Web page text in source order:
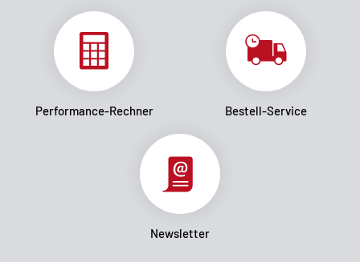
Performance-Rechner Bestell-Service
Newsletter